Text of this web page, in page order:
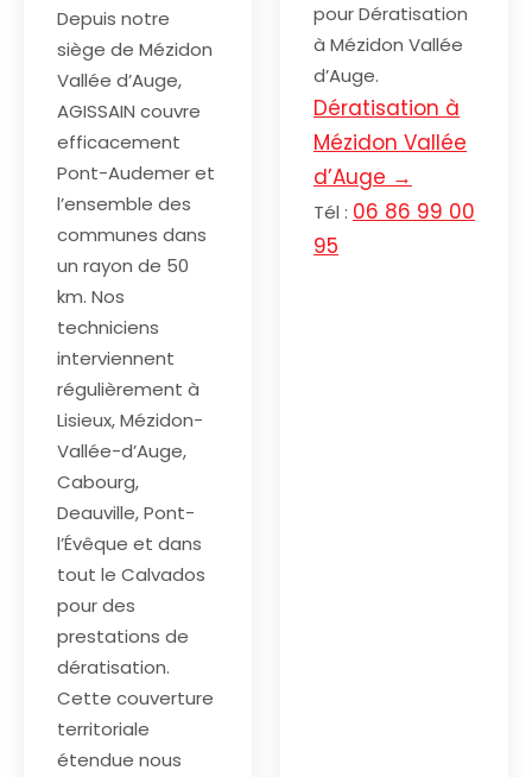
Depuis notre
siège de Mézidon
Vallée d’Auge,
AGISSAIN couvre
efficacement
Pont-Audemer et
l’ensemble des
communes dans
un rayon de 50
km. Nos
techniciens
interviennent
régulièrement à
Lisieux, Mézidon-
Vallée-d’Auge,
Cabourg,
Deauville, Pont-
l’Évêque et dans
tout le Calvados
pour des
prestations de
dératisation.
Cette couverture
territoriale
étendue nous
pour Dératisation
à Mézidon Vallée
d’Auge.
Dératisation à
Mézidon Vallée
d’Auge →
Tél : 06 86 99 00
95